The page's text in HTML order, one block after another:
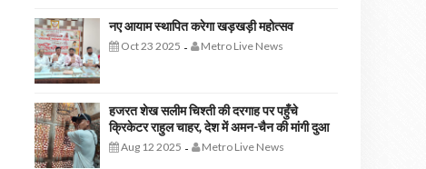
नए आयाम स्थापित करेगा खड़खड़ी महोत्सव
Oct 23 2025 - Metro Live News
हजरत शेख सलीम चिश्ती की दरगाह पर पहुँचे
क्रिकेटर राहुल चाहर, देश में अमन-चैन की मांगी दुआ
Aug 12 2025 - Metro Live News